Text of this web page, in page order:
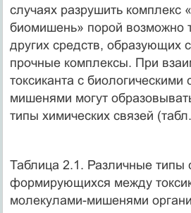
случаях разрушить комплекс
биомишень» порой возможно
других средств, образующих
прочные комплексы. При
токсиканта с биологическими
мишенями могут
типы химических связей
Таблица 2.1. Различные типы
формирующихся между
молекулами-мишенями